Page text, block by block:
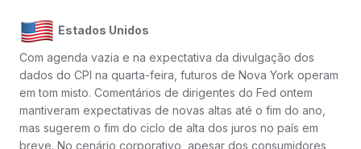
Estados Unidos
Com agenda vazia e na expectativa da divulgação dos
dados do CPI na quarta-feira, futuros de Nova York operam
em tom misto. Comentários de dirigentes do Fed ontem
mantiveram expectativas de novas altas até o fim do ano,
mas sugerem o fim do ciclo de alta dos juros no país em
breve. No cenário corporativo, apesar dos consumidores